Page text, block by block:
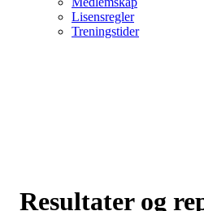
Lisensregler
Treningstider
Resultater og